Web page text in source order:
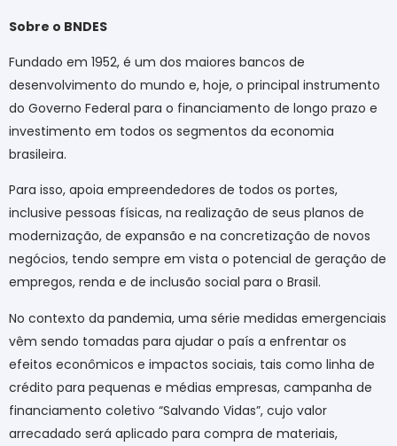
Sobre o BNDES
Fundado em 1952, é um dos maiores bancos de
desenvolvimento do mundo e, hoje, o principal instrumento
do Governo Federal para o financiamento de longo prazo e
investimento em todos os segmentos da economia
brasileira.
Para isso, apoia empreendedores de todos os portes,
inclusive pessoas físicas, na realização de seus planos de
modernização, de expansão e na concretização de novos
negócios, tendo sempre em vista o potencial de geração de
empregos, renda e de inclusão social para o Brasil.
No contexto da pandemia, uma série medidas emergenciais
vêm sendo tomadas para ajudar o país a enfrentar os
efeitos econômicos e impactos sociais, tais como linha de
crédito para pequenas e médias empresas, campanha de
financiamento coletivo “Salvando Vidas”, cujo valor
arrecadado será aplicado para compra de materiais,